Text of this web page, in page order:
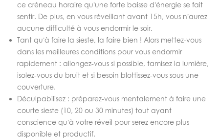
ce créneau horaire qu’une forte baisse d’énergie se fait
sentir. De plus, en vous réveillant avant 15h, vous n’aurez
aucune difficulté à vous endormir le soir.
Tant qu’à faire la sieste, la faire bien ! Alors mettez-vous
dans les meilleures conditions pour vous endormir
rapidement : allongez-vous si possible, tamisez la lumière,
isolez-vous du bruit et si besoin blottissez-vous sous une
couverture.
Déculpabilisez : préparez-vous mentalement à faire une
courte sieste (10, 20 ou 30 minutes) tout ayant
conscience qu’à votre réveil pour serez encore plus
disponible et productif.